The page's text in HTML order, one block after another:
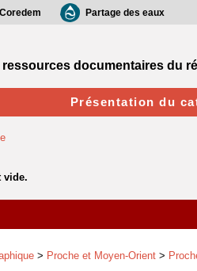
> Proche et Moyen-Orient >
Coredem Partage des eaux
ressources documentaires du
Présentation du